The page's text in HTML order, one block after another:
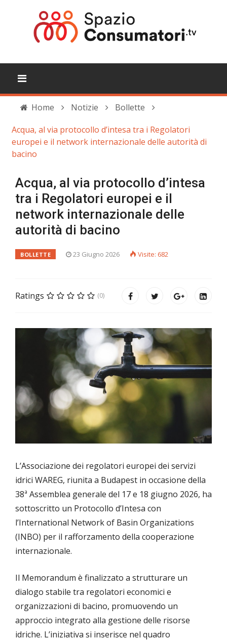
Home Notizie
Bollette
Acqua, al via protocollo d’intesa tra i Regolatori
europei e il network internazionale delle autorità di
bacino
Acqua, al via protocollo d’intesa
tra i Regolatori europei e il
network internazionale delle
autorità di bacino
BOLLETTE 23 Giugno 2026 Visite: 682
Ratings (0)
L’Associazione dei regolatori europei dei servizi
idrici WAREG, riunita a Budapest in occasione della
38ª Assemblea generale del 17 e 18 giugno 2026, ha
sottoscritto un Protocollo d’Intesa con
l’International Network of Basin Organizations
(INBO) per il rafforzamento della cooperazione
internazionale.
Il Memorandum è finalizzato a strutturare un
dialogo stabile tra regolatori economici e
organizzazioni di bacino, promuovendo un
approccio integrato alla gestione delle risorse
idriche. L’iniziativa si inserisce nel quadro